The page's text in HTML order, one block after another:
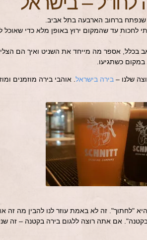
ברחוב הארבעה בתל אביב.
לחכות עד שהמקום ירוץ באופן מלא כדי שאוכל
בכלל, אספר מה מייחד את השניט ואיך הם
כשתגיעו.
שלנו – בירה בישראל . אוהבי בירה מוזמנים
"לחתוך". זה לא באמת עוזר לנו להבין מה זה
אם אתה רוצה ללגום בירה בקטנה – זה